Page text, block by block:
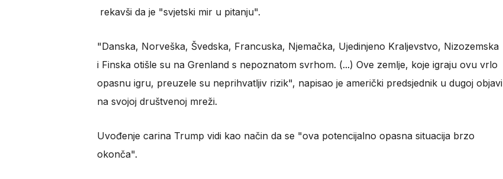
rekavši da je "svjetski mir u pitanju".
"Danska, Norveška, Švedska, Francuska, Njemačka, Ujedinjeno Kraljevstvo, Nizozemska
i Finska otišle su na Grenland s nepoznatom svrhom. (...) Ove zemlje, koje igraju ovu vrlo
opasnu igru, preuzele su neprihvatljiv rizik", napisao je američki predsjednik u dugoj objavi
na svojoj društvenoj mreži.
Uvođenje carina Trump vidi kao način da se "ova potencijalno opasna situacija brzo
okonča".